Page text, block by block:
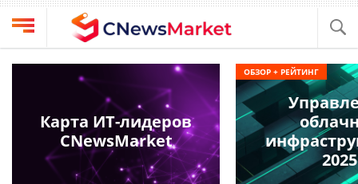
Выбрать
провайдера
Компании
CNews
Конференции
Техника
Карта ИТ-лидеров
CNewsMarket
2025
ОБЗОР + РЕЙТИНГ